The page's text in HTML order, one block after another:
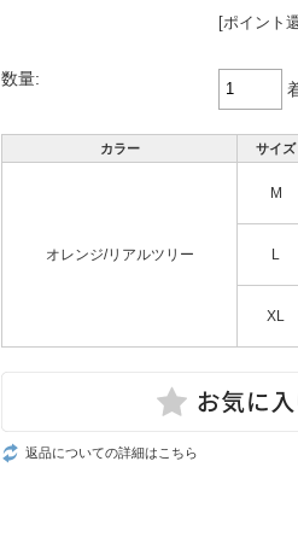
[ポイント
数量:
カラー サイズ
オレンジ/リアルツリー
M
L
XL
返品についての詳細はこちら